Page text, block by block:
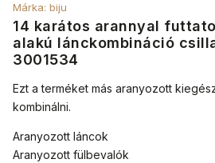
14 karátos arannyal
alakú lánckombináció
3001534
Márka: biju
Ezt a terméket más aranyozott
kombinálni.
Aranyozott láncok
Aranyozott fülbevalók